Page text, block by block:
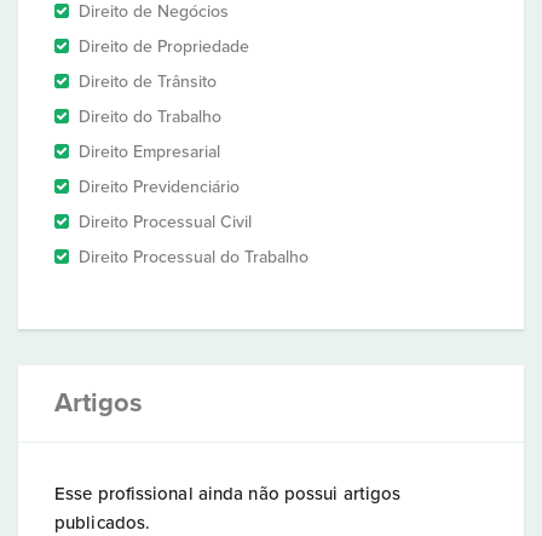
Direito de Negócios
Direito de Propriedade
Direito de Trânsito
Direito do Trabalho
Direito Empresarial
Direito Previdenciário
Direito Processual Civil
Direito Processual do Trabalho
Artigos
Esse profissional ainda não possui artigos
publicados.